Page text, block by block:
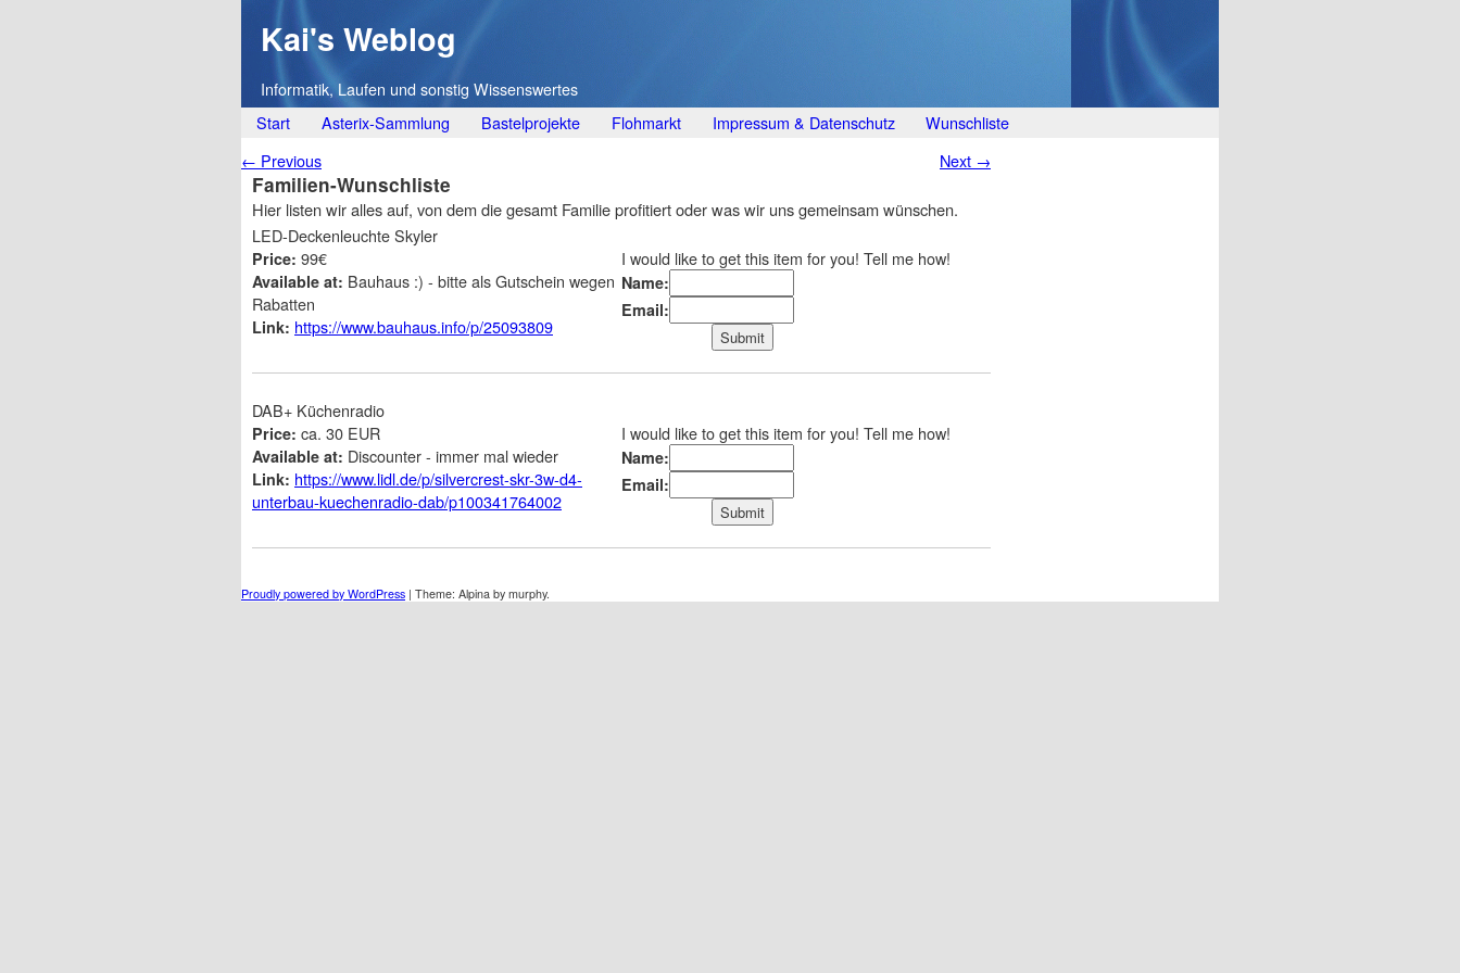
Kai's Weblog
Informatik, Laufen und sonstig Wissenswertes
Main menu
Skip
to
content
Start Asterix-Sammlung Bastelprojekte Flohmarkt Impressum & Datenschutz
Wunschliste
Post navigation
← Previous Next →
Familien-Wunschliste
Hier listen wir alles auf, von dem die gesamt Familie profitiert oder was wir uns gemeinsam wünschen.
LED-Deckenleuchte Skyler
I would like to get this item for you! Tell me how!
Name:
Email:
Price: 99€
Available at: Bauhaus :) - bitte als Gutschein wegen
Rabatten
Link: https://www.bauhaus.info/p/25093809
DAB+ Küchenradio
I would like to get this item for you! Tell me how!
Name:
Email:
Price: ca. 30 EUR
Available at: Discounter - immer mal wieder
Link: https://www.lidl.de/p/silvercrest-skr-3w-d4-
unterbau-kuechenradio-dab/p100341764002
Proudly powered by WordPress | Theme: Alpina by murphy.